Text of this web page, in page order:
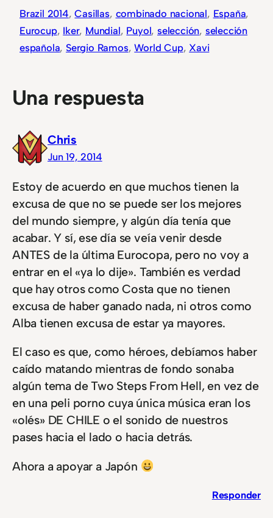
Brazil 2014, Casillas, combinado nacional, España
Eurocup, Iker, Mundial, Puyol, selección, selección
española, Sergio Ramos, World Cup, Xavi
Una respuesta
Chris
Jun 19, 2014
Estoy de acuerdo en que muchos tienen la
excusa de que no se puede ser los mejores
del mundo siempre, y algún día tenía que
acabar. Y sí, ese día se veía venir desde
ANTES de la última Eurocopa, pero no voy a
entrar en el «ya lo dije». También es verdad
que hay otros como Costa que no tienen
excusa de haber ganado nada, ni otros como
Alba tienen excusa de estar ya mayores.
El caso es que, como héroes, debíamos haber
caído matando mientras de fondo sonaba
algún tema de Two Steps From Hell, en vez de
en una peli porno cuya única música eran los
«olés» DE CHILE o el sonido de nuestros
pases hacia el lado o hacia detrás.
Ahora a apoyar a Japón
Responder